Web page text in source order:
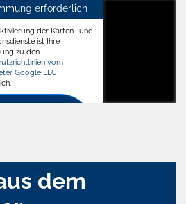
Nienstädt
erforderlich
der Karten- und
ist Ihre
zu den
vom
Google LLC
dem